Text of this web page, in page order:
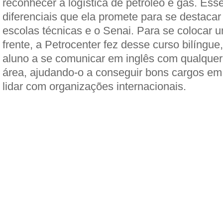
reconhecer a logística de petróleo e gás.
diferenciais que ela promete para se
escolas técnicas e o Senai. Para se colocar
frente, a Petrocenter fez desse curso
aluno a se comunicar em inglês com
área, ajudando-o a conseguir bons cargos
lidar com organizações internacionais.